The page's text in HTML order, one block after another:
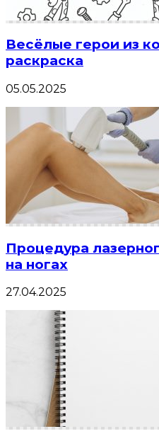
Весёлые герои из
раскраска
05.05.2025
Процедура
на ногах
27.04.2025